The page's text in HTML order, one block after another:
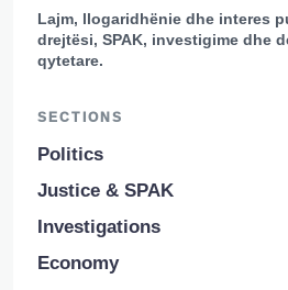
Lajm, llogaridhënie dhe interes
drejtësi, SPAK, investigime dhe
qytetare.
SECTIONS
Politics
Justice & SPAK
Investigations
Economy